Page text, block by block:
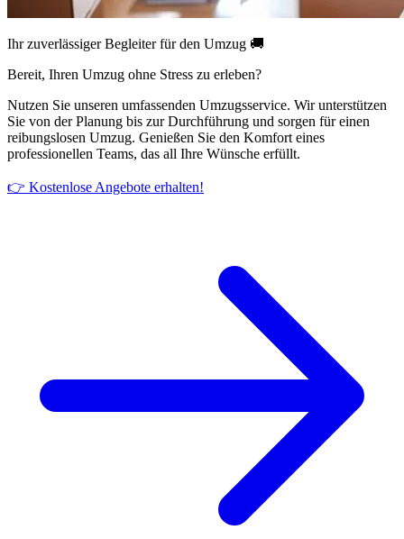
Ihr zuverlässiger Begleiter für den Umzug 🚚
Bereit, Ihren Umzug ohne Stress zu erleben?
Nutzen Sie unseren umfassenden Umzugsservice. Wir unterstützen
Sie von der Planung bis zur Durchführung und sorgen für einen
reibungslosen Umzug. Genießen Sie den Komfort eines
professionellen Teams, das all Ihre Wünsche erfüllt.
👉 Kostenlose Angebote erhalten!